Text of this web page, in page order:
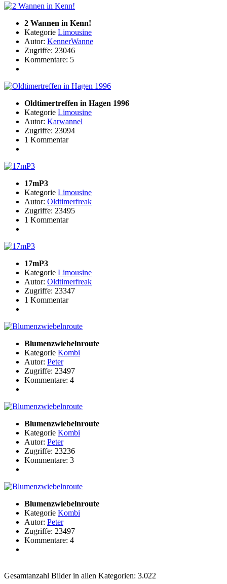
2 Wannen in Kenn!
Kategorie Limousine
Autor: KennerWanne
Zugriffe: 23046
Kommentare: 5
Oldtimertreffen in Hagen 1996
Kategorie Limousine
Autor: Karwannel
Zugriffe: 23094
1 Kommentar
17mP3
Kategorie Limousine
Autor: Oldtimerfreak
Zugriffe: 23495
1 Kommentar
17mP3
Kategorie Limousine
Autor: Oldtimerfreak
Zugriffe: 23347
1 Kommentar
Blumenzwiebelnroute
Kategorie Kombi
Autor: Peter
Zugriffe: 23497
Kommentare: 4
Blumenzwiebelnroute
Kategorie Kombi
Autor: Peter
Zugriffe: 23236
Kommentare: 3
Blumenzwiebelnroute
Kategorie Kombi
Autor: Peter
Zugriffe: 23497
Kommentare: 4
Gesamtanzahl Bilder in allen Kategorien: 3.022